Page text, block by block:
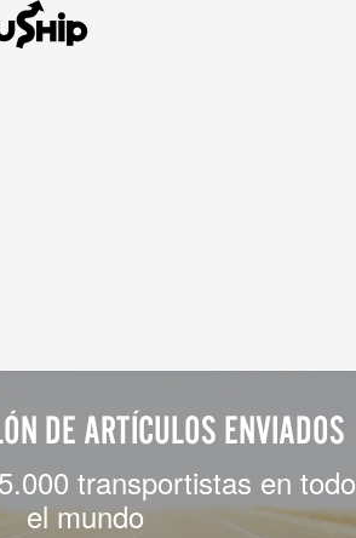
DE ARTÍCULOS ENVIADOS
transportistas en todo
el mundo